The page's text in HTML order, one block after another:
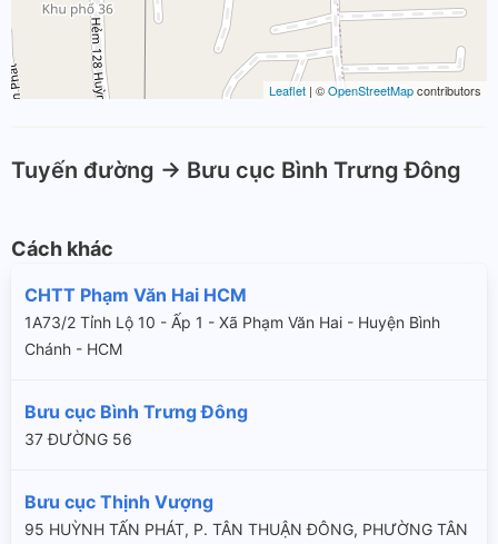
Leaflet | ©OpenStreetMapcontributors
Tuyến đường -> Bưu cục Bình Trưng Đông
Cách khác
CHTT Phạm Văn Hai HCM
1A73/2 Tỉnh Lộ 10 - Ấp 1 - Xã Phạm Văn Hai - Huyện Bình
Chánh - HCM
Bưu cục Bình Trưng Đông
37 ĐƯỜNG 56
Bưu cục Thịnh Vượng
95 HUỲNH TẤN PHÁT, P. TÂN THUẬN ĐÔNG, PHƯỜNG TÂN